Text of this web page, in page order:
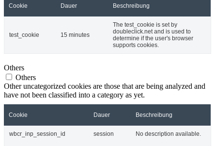
Cookie Dauer Beschreibung
test_cookie 15 minutes
The test_cookie is set by
doubleclick.net and is used to
determine if the user's browser
supports cookies.
Others
Others
Other uncategorized cookies are those that are being analyzed and
have not been classified into a category as yet.
Cookie Dauer Beschreibung
wbcr_inp_session_id session No description available.